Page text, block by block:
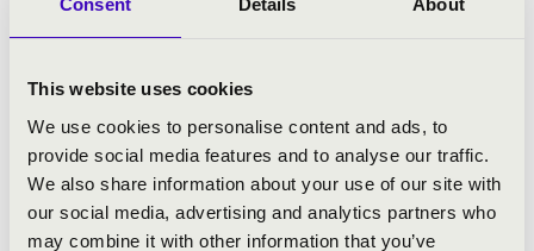
Consent Details About
This website uses cookies
We use cookies to personalise content and ads, to
provide social media features and to analyse our traffic.
We also share information about your use of our site with
our social media, advertising and analytics partners who
may combine it with other information that you’ve
Buniatishvilivagy Thomas Hampson
Több tucat nemzetközi díja mellett 1995-ben Liszt-díjat
kapott a Keller Quartet tagjaként, 2012-ben Bartók-
Pásztory-díjjal és Érdemes Művész kitüntetéssel, 2021-ben
Kossuth-díjjal, 2022-ben pedig Prima Primissima díjjal
jutalmazták munkásságát.